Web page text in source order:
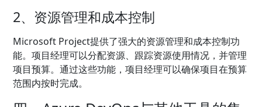
2、资源管理和成本控制
Microsoft Project提供了强大的资源管理和成本控制功
能。项目经理可以分配资源、跟踪资源使用情况，并管理
项目预算。通过这些功能，项目经理可以确保项目在预算
范围内按时完成。